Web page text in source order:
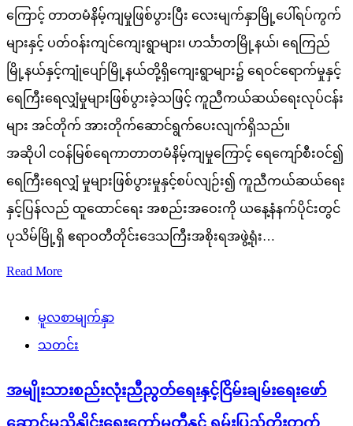
ကြောင့် တာတမံနိမ့်ကျမှုဖြစ်ပွားပြီး လေးမျက်နှာမြို့ပေါ်ရပ်ကွက်
များနှင့် ပတ်ဝန်းကျင်ကျေးရွာများ၊ ဟင်္သာတမြို့နယ်၊ ရေကြည်
မြို့နယ်နှင့်ကျုံပျော်မြို့နယ်တို့ရှိကျေးရွာများ၌ ရေဝင်ရောက်မှုနှင့်
ရေကြီးရေလျှံမှုများဖြစ်ပွားခဲ့သဖြင့် ကူညီကယ်ဆယ်ရေးလုပ်ငန်း
များ အင်တိုက် အားတိုက်ဆောင်ရွက်ပေးလျက်ရှိသည်။
အဆိုပါ ငဝန်မြစ်ရေကာတာတမံနိမ့်ကျမှုကြောင့် ရေကျော်စီးဝင်၍
ရေကြီးရေလျှံ မှုများဖြစ်ပွားမှုနှင့်စပ်လျဉ်း၍ ကူညီကယ်ဆယ်ရေး
နှင့်ပြန်လည် ထူထောင်ရေး အစည်းအဝေးကို ယနေ့နံနက်ပိုင်းတွင်
ပုသိမ်မြို့ရှိ ဧရာဝတီတိုင်းဒေသကြီးအစိုးရအဖွဲ့ရုံး…
Read More
မူလစာမျက်နှာ
သတင်း
အမျိုးသားစည်းလုံးညီညွတ်ရေးနှင့်ငြိမ်းချမ်းရေးဖော်
ဆောင်မှုညှိနှိုင်းရေးကော်မတီနှင့် ရှမ်းပြည်တိုးတက်